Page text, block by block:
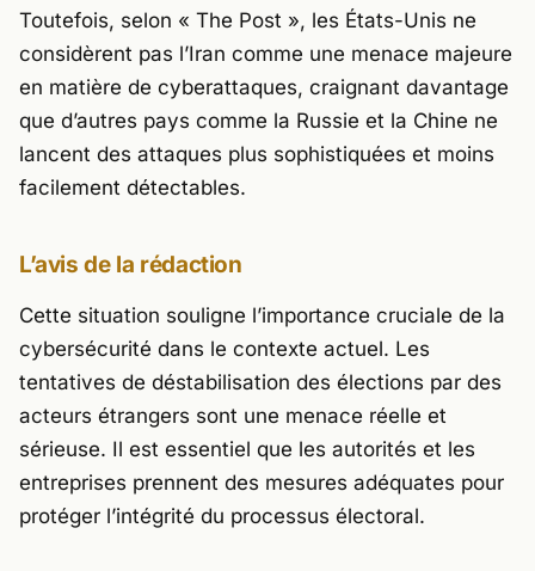
Toutefois, selon « The Post », les États-Unis ne
considèrent pas l’Iran comme une menace majeure
en matière de cyberattaques, craignant davantage
que d’autres pays comme la Russie et la Chine ne
lancent des attaques plus sophistiquées et moins
facilement détectables.
L’avis de la rédaction
Cette situation souligne l’importance cruciale de la
cybersécurité dans le contexte actuel. Les
tentatives de déstabilisation des élections par des
acteurs étrangers sont une menace réelle et
sérieuse. Il est essentiel que les autorités et les
entreprises prennent des mesures adéquates pour
protéger l’intégrité du processus électoral.